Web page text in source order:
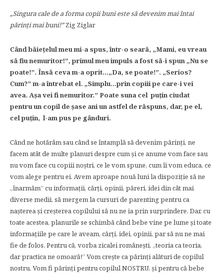
„Singura cale de a forma copii buni este să devenim mai întai
părinţi mai buni!”Zig Ziglar
Când băieţelul meu mi-a spus, într-o seară, „Mami, eu vreau
să fiu nemuritor!”, primul meu impuls a fost să-i spun „Nu se
poate!”. Însă ceva m-a oprit…„Da, se poate!”. „Serios?
Cum?” m-a întrebat el. „Simplu…prin copiii pe care-i vei
avea. Așa vei fi nemuritor.” Poate suna cel puţin ciudat
pentru un copil de șase ani un astfel de răspuns, dar, pe el,
cel puţin, l-am pus pe gânduri.
Când ne hotărâm sau când se întamplă să devenim părinţi, ne
facem atât de multe planuri despre cum și ce anume vom face sau
nu vom face cu copiii noștri, ce le vom spune, cum îi vom educa, ce
vom alege pentru ei. Avem aproape nouă luni la dispoziţie să ne
„înarmăm” cu informaţii, cărţi, opinii, păreri, idei din cât mai
diverse medii, să mergem la cursuri de parenting pentru ca
nașterea și creșterea copilului să nu ne ia prin surprindere. Dar, cu
toate acestea, planurile se schimbă când bebe vine pe lume și toate
informaţiile pe care le aveam, cărţi, idei, opinii, par să nu ne mai
fie de folos. Pentru că, vorba zicalei românești, „teoria ca teoria,
dar practica ne omoară!” Vom crește ca părinţi alături de copilul
nostru. Vom fi părinţi pentru copilul NOSTRU, și pentru că bebe